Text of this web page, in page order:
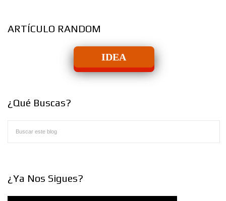
ARTÍCULO RANDOM
IDEA
¿Qué Buscas?
¿Ya Nos Sigues?